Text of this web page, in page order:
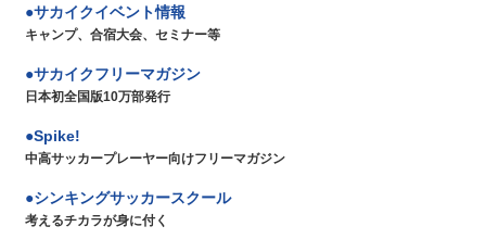
サカイクイベント情報
キャンプ、合宿大会、セミナー等
サカイクフリーマガジン
日本初全国版10万部発行
Spike!
中高サッカープレーヤー向けフリーマガジン
シンキングサッカースクール
考えるチカラが身に付く